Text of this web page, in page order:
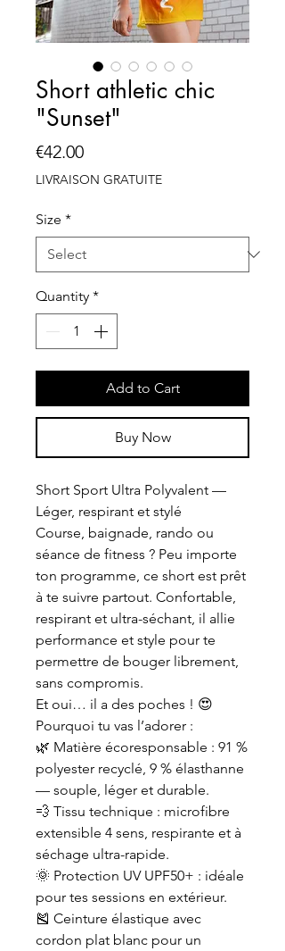
Short athletic chic
"Sunset"
€42.00Price
LIVRAISON GRATUITE
Size *
Quantity *
Add to Cart
Buy Now
Short Sport Ultra Polyvalent —
Léger, respirant et stylé
Course, baignade, rando ou
séance de fitness ? Peu importe
ton programme, ce short est prêt
à te suivre partout. Confortable,
respirant et ultra-séchant, il allie
performance et style pour te
permettre de bouger librement,
sans compromis.
Et oui… il a des poches ! 😍
Pourquoi tu vas l’adorer :
🌿 Matière écoresponsable : 91 %
polyester recyclé, 9 % élasthanne
— souple, léger et durable.
💨 Tissu technique : microfibre
extensible 4 sens, respirante et à
séchage ultra-rapide.
🌞 Protection UV UPF50+ : idéale
pour tes sessions en extérieur.
🎽 Ceinture élastique avec
cordon plat blanc pour un